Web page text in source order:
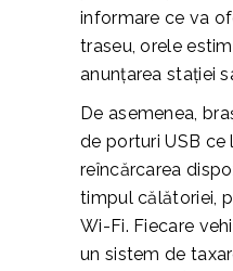
informare ce va
traseu, orele
anunțarea stației
De asemenea,
de porturi USB ce
reîncărcarea
timpul călătoriei,
Wi-Fi. Fiecare
un sistem de